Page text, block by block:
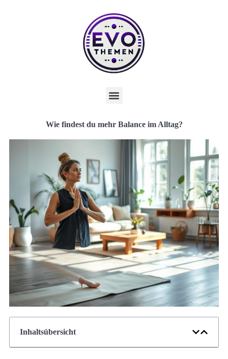
Wie findest du mehr Balance im Alltag?
Inhaltsübersicht